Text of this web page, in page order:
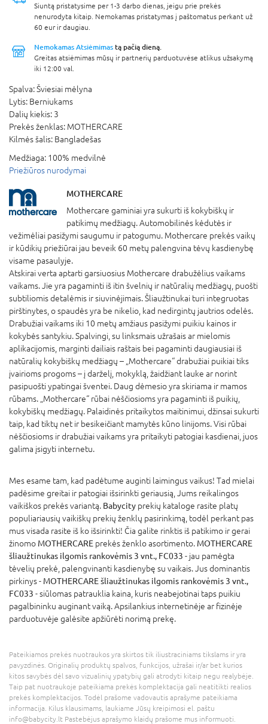
Siuntą pristatysime per 1-3 darbo dienas, jeigu prie prekės
nenurodyta kitaip. Nemokamas pristatymas į paštomatus perkant už
60 eur ir daugiau.
Nemokamas Atsiėmimas tą pačią dieną.
Greitas atsiėmimas mūsų ir partnerių parduotuvėse atlikus užsakymą
iki 12:00 val.
Spalva:Šviesiai mėlyna
Lytis: Berniukams
Dalių kiekis: 3
Prekės ženklas: MOTHERCARE
Kilmės šalis: Bangladešas
Medžiaga: 100% medvilnė
Priežiūros nurodymai
MOTHERCARE
Mothercare gaminiai yra sukurti iš kokybiškų ir
patikimų medžiagų. Automobilinės kėdutės ir
vežimėliai pasižymi saugumu ir patogumu. Mothercare prekės vaikų
ir kūdikių priežiūrai jau beveik 60 metų palengvina tėvų kasdienybę
visame pasaulyje.
Atskirai verta aptarti garsiuosius Mothercare drabužėlius vaikams
vaikams. Jie yra pagaminti iš itin švelnių ir natūralių medžiagų, puošti
subtiliomis detalėmis ir siuvinėjimais. Šliaužtinukai turi integruotas
pirštinytes, o spaudės yra be nikelio, kad nedirgintų jautrios odelės.
Drabužiai vaikams iki 10 metų amžiaus pasižymi puikiu kainos ir
kokybės santykiu. Spalvingi, su linksmais užrašais ar mielomis
aplikacijomis, marginti dailiais raštais bei pagaminti daugiausiai iš
natūralių kokybiškų medžiagų – „Mothercare“ drabužiai puikiai tiks
įvairioms progoms – į darželį, mokyklą, žaidžiant lauke ar norint
pasipuošti ypatingai šventei. Daug dėmesio yra skiriama ir mamos
rūbams. „Mothercare“ rūbai nėščiosioms yra pagaminti iš puikių,
kokybiškų medžiagų. Palaidinės pritaikytos maitinimui, džinsai sukurti
taip, kad tiktų net ir besikeičiant mamytės kūno linijoms. Visi rūbai
nėščiosioms ir drabužiai vaikams yra pritaikyti patogiai kasdienai, juos
galima įsigyti internetu.
Mes esame tam, kad padėtume auginti laimingus vaikus! Tad mielai
padėsime greitai ir patogiai išsirinkti geriausią, Jums reikalingos
vaikiškos prekės variantą. Babycity prekių kataloge rasite platų
populiariausių vaikiškų prekių ženklų pasirinkimą, todėl perkant pas
mus visada rasite iš ko išsirinkti! Čia galite rinktis iš patikimo ir gerai
žinomo MOTHERCARE prekės ženklo asortimento. MOTHERCARE
šliaužtinukas ilgomis rankovėmis 3 vnt., FC033 - jau pamėgta
tėvelių prekė, palengvinanti kasdienybę su vaikais. Jus dominantis
pirkinys - MOTHERCARE šliaužtinukas ilgomis rankovėmis 3 vnt.,
FC033 - siūlomas patrauklia kaina, kuris neabejotinai taps puikiu
pagalbininku auginant vaiką. Apsilankius internetinėje ar fizinėje
parduotuvėje galėsite apžiūrėti norimą prekę.
Pateikiamos prekės nuotraukos yra skirtos tik iliustraciniams tikslams ir yra
pavyzdinės. Originalių produktų spalvos, funkcijos, užrašai ir/ar bet kurios
kitos savybės dėl savo vizualinių ypatybių gali atrodyti kitaip negu realybėje.
Taip pat nuotraukoje pateikiama prekės komplektacija gali neatitikti realios
prekės komplektacijos. Todėl prašome vadovautis aprašyme pateikiama
informacija. Kilus klausimams, laukiame Jūsų kreipimosi el. paštu
info@babycity.lt Pastebėjus aprašymo klaidų prašome mus informuoti.